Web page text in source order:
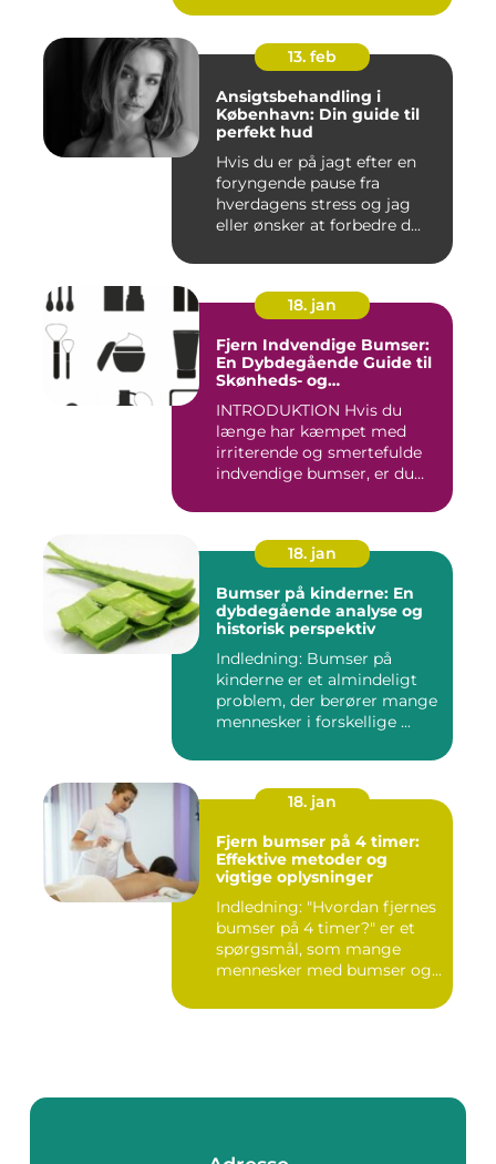
13. feb
Ansigtsbehandling i
København: Din guide til
perfekt hud
Hvis du er på jagt efter en
foryngende pause fra
hverdagens stress og jag
eller ønsker at forbedre d...
18. jan
Fjern Indvendige Bumser:
En Dybdegående Guide til
Skønheds- og
INTRODUKTION Hvis du
længe har kæmpet med
irriterende og smertefulde
indvendige bumser, er du
18. jan
Bumser på kinderne: En
dybdegående analyse og
historisk perspektiv
Indledning: Bumser på
kinderne er et almindeligt
problem, der berører mange
mennesker i forskellige ...
18. jan
Fjern bumser på 4 timer:
Effektive metoder og
vigtige oplysninger
Indledning: "Hvordan fjernes
bumser på 4 timer?" er et
spørgsmål, som mange
mennesker med bumser og...